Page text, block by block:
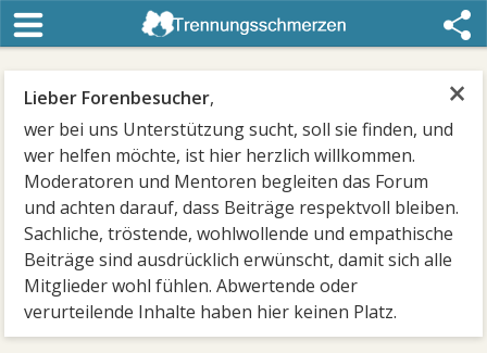
×
Lieber Forenbesucher,
wer bei uns Unterstützung sucht, soll sie finden, und
wer helfen möchte, ist hier herzlich willkommen.
Moderatoren und Mentoren begleiten das Forum
und achten darauf, dass Beiträge respektvoll bleiben.
Sachliche, tröstende, wohlwollende und empathische
Beiträge sind ausdrücklich erwünscht, damit sich alle
Mitglieder wohl fühlen. Abwertende oder
verurteilende Inhalte haben hier keinen Platz.